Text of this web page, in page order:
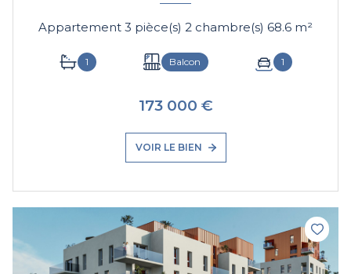
Appartement 3 pièce(s) 2 chambre(s) 68.6 m²
1 Balcon 1
173 000 €
VOIR LE BIEN